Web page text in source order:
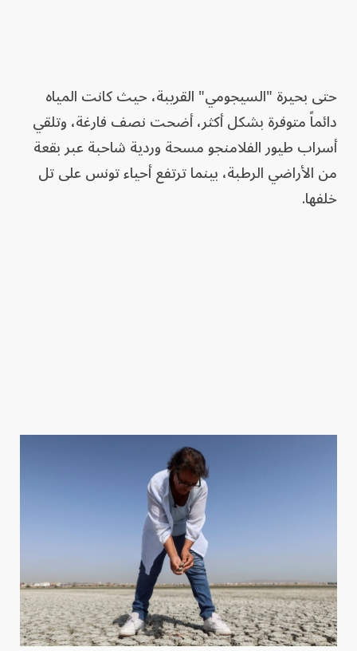
حتى بحيرة "السيجومي" القريبة، حيث كانت المياه
دائماً متوفرة بشكل أكثر، أضحت نصف فارغة، وتلقي
أسراب طيور الفلامنجو مسحة وردية شاحبة عبر بقعة
من الأراضي الرطبة، بينما ترتفع أحياء تونس على تل
خلفها.